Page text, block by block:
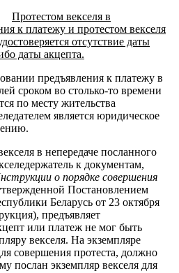
Протестом векселя в
к платежу и протестом векселя
отсутствие даты
даты акцепта.
предъявления к платежу в
сроком во столько-то времени
по месту жительства
является юридическое
в непередаче посланного
к документам,
о порядке совершения
Постановлением
Беларусь от 23 октября
предъявляет
или платеж не мог быть
векселя. На экземпляре
совершения протеста, должно
послан экземпляр векселя для